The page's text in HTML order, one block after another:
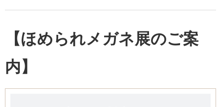
【ほめられメガネ展のご案
内】